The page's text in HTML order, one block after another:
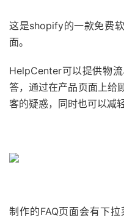
这是shopify的一款免费
面。
HelpCenter可以提供物
答，通过在产品页面上给
客的疑惑，同时也可以减
制作的FAQ页面会有下拉